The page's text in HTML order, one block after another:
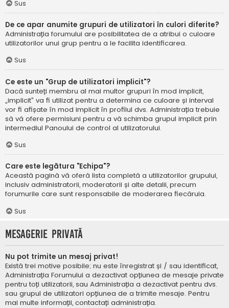
Sus
De ce apar anumite grupuri de utilizatori în culori diferite?
Administrația forumului are posibilitatea de a atribui o culoare
utilizatorilor unui grup pentru a le facilita identificarea.
Sus
Ce este un "Grup de utilizatori implicit"?
Dacă sunteți membru al mai multor grupuri în mod implicit,
„implicit” va fi utilizat pentru a determina ce culoare și interval
vor fi afișate în mod implicit în profilul dvs. Administrația trebuie
să vă ofere permisiuni pentru a vă schimba grupul implicit prin
intermediul Panoului de control al utilizatorului.
Sus
Care este legătura "Echipa"?
Această pagină vă oferă lista completă a utilizatorilor grupului,
inclusiv administratorii, moderatorii și alte detalii, precum
forumurile care sunt responsabile de moderarea fiecăruia.
Sus
Mesagerie privată
Nu pot trimite un mesaj privat!
Există trei motive posibile; nu este înregistrat și / sau identificat,
Administrația Forumului a dezactivat opțiunea de mesaje private
pentru toți utilizatorii, sau Administrația a dezactivat pentru dvs.
sau grupul de utilizatori opțiunea de a trimite mesaje. Pentru
mai multe informații, contactați administrația.